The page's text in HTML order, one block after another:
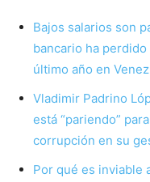
Bajos salarios son
bancario ha
último año en
Vladimir Padrino
está “pariendo”
corrupción en su
Por qué es inviable